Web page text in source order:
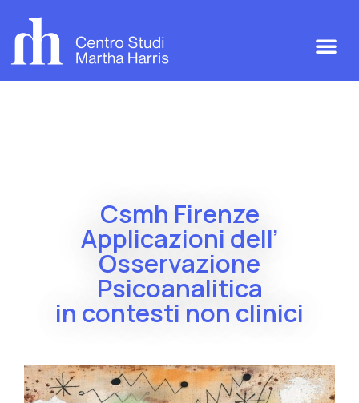
Csmh Firenze
Applicazioni dell’
Osservazione
Psicoanalitica
in contesti non clinici